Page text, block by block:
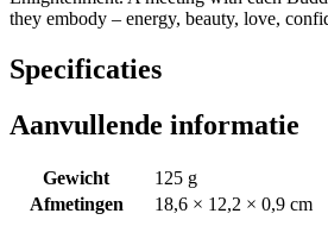
they embody – energy, beauty, love,
Specificaties
Aanvullende informatie
Gewicht
125 g
Afmetingen
18,6 × 12,2 × 0,9 cm